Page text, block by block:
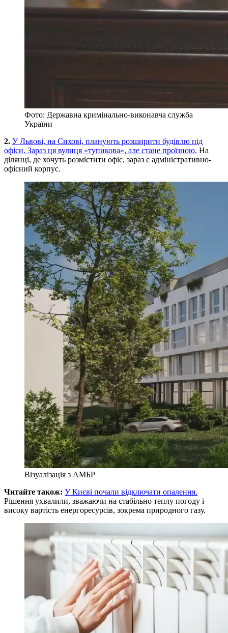
Фото: Державна кримінально-виконавча служба
України
2. У Львові, на Сихові, планують розширити будівлю під
офіси. Зараз ця вулиця «тупикова», але стане проїзною. На
ділянці, де хочуть розмістити офіс, зараз є адміністративно-
офісний корпус.
Візуалізація з АМБР
Читайте також: У Києві почали відключати опалення.
Рішення ухвалили, зважаючи на стабільно теплу погоду і
високу вартість енергоресурсів, зокрема природного газу.